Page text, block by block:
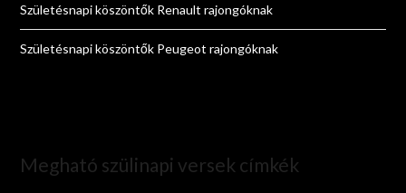
Születésnapi köszöntők Renault rajongóknak
Születésnapi köszöntők Peugeot rajongóknak
Megható szülinapi versek címkék